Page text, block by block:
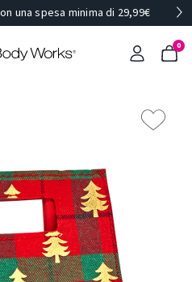
una spesa minima di 29,99€
0